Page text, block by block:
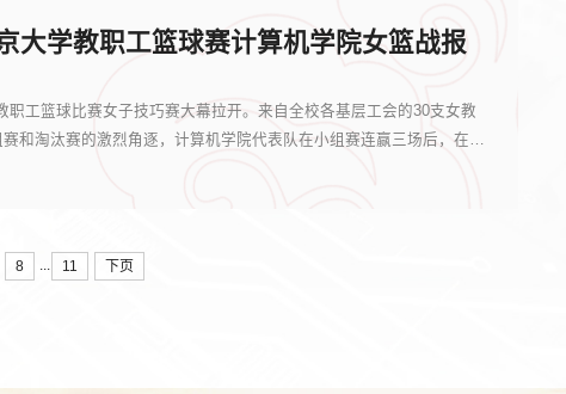
大学教职工篮球赛计算机学院女篮战报
工篮球比赛女子技巧赛大幕拉开。来自全校各基层工会的30支女教
和淘汰赛的激烈角逐，计算机学院代表队在小组赛连赢三场后，在十
8 ... 11 下页